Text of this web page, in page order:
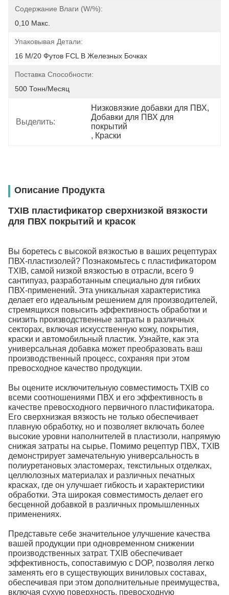
Содержание Влаги (w/%):
0,10 Макс.
Упаковывая Детали:
16 М/20 Футов FCL В Железных Бочках
Поставка Способности:
500 Тонн/месяц
Выделить:
Низковязкие добавки для ПВХ,
Добавки для ПВХ для
покрытий
, Краски
Описание Продукта
TXIB пластификатор сверхнизкой вязкости
для ПВХ покрытий и красок
Вы боретесь с высокой вязкостью в ваших рецептурах
ПВХ-пластизолей? Познакомьтесь с пластификатором
TXIB, самой низкой вязкостью в отрасли, всего 9
сантипуаз, разработанным специально для гибких
ПВХ-применений. Эта уникальная характеристика
делает его идеальным решением для производителей,
стремящихся повысить эффективность обработки и
снизить производственные затраты в различных
секторах, включая искусственную кожу, покрытия,
краски и автомобильный пластик. Узнайте, как эта
универсальная добавка может преобразовать ваш
производственный процесс, сохраняя при этом
превосходное качество продукции.
Вы оцените исключительную совместимость TXIB со
всеми соотношениями ПВХ и его эффективность в
качестве превосходного первичного пластификатора.
Его сверхнизкая вязкость не только обеспечивает
плавную обработку, но и позволяет включать более
высокие уровни наполнителей в пластизоли, напрямую
снижая затраты на сырье. Помимо рецептур ПВХ, TXIB
демонстрирует замечательную универсальность в
полиуретановых эластомерах, текстильных отделках,
целлюлозных материалах и различных печатных
красках, где он улучшает гибкость и характеристики
обработки. Эта широкая совместимость делает его
бесценной добавкой в различных промышленных
применениях.
Представьте себе значительное улучшение качества
вашей продукции при одновременном снижении
производственных затрат. TXIB обеспечивает
эффективность, сопоставимую с DOP, позволяя легко
заменять его в существующих виниловых составах,
обеспечивая при этом дополнительные преимущества,
включая сухую поверхность, превосходную